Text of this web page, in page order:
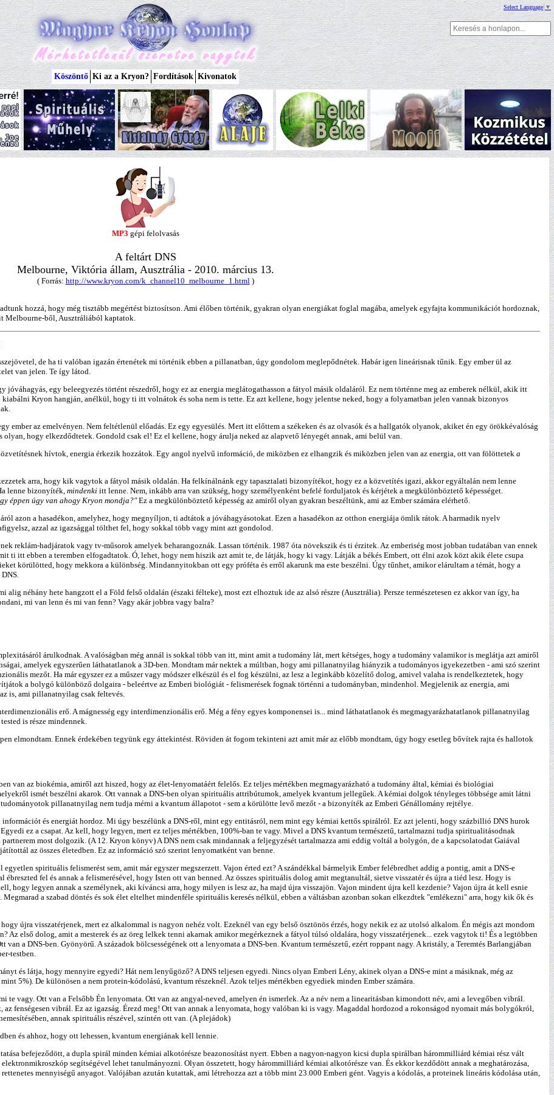
Select Language ▼
Köszöntő Ki az a Kryon? Fordítások Kivonatok
MP3 gépi felolvasás
A feltárt DNS
Melbourne, Viktória állam, Ausztrália - 2010. március 13.
( Forrás: http://www.kryon.com/k_channel10_melbourne_1.html)
hozzá, hogy még tisztább megértést biztosítson. Ami élőben történik, gyakran olyan energiákat foglal magába, amelyek egyfajta kommunikációt hordoznak,
Melbourne-ből, Ausztráliából kaptatok.
de ha ti valóban igazán értenétek mi történik ebben a pillanatban, úgy gondolom meglepődnétek. Habár igen lineárisnak tűnik. Egy ember ül az
van jelen. Te így látod.
egy beleegyezés történt részedről, hogy ez az energia meglátogathasson a fátyol másik oldaláról. Ez nem történne meg az emberek nélkül, akik itt
Kryon hangján, anélkül, hogy ti itt volnátok és soha nem is tette. Ez azt kellene, hogy jelentse neked, hogy a folyamatban jelen vannak bizonyos
ember az emelvényen. Nem feltétlenül előadás. Ez egy egyesülés. Mert itt előttem a székeken és az olvasók és a hallgatók olyanok, akiket én egy örökkévalóság
hogy elkezdődtetek. Gondold csak el! Ez el kellene, hogy árulja neked az alapvető lényegét annak, ami belül van.
hívtok, energia érkezik hozzátok. Egy angol nyelvű információ, de miközben ez elhangzik és miközben jelen van az energia, ott van fölöttetek a
arra, hogy kik vagytok a fátyol másik oldalán. Ha felkínálnánk egy tapasztalati bizonyítékot, hogy ez a közvetítés igazi, akkor egyáltalán nem lenne
lenne bizonyíték, mindenki itt lenne. Nem, inkább arra van szükség, hogy személyenként befelé forduljatok és kérjétek a megkülönböztető képességet.
éppen úgy van ahogy Kryon mondja?"Ez a megkülönböztető képesség az amiről olyan gyakran beszéltünk, ami az Ember számára elérhető.
azon a hasadékon, amelyhez, hogy megnyíljon, ti adtátok a jóváhagyásotokat. Ezen a hasadékon az otthon energiája ömlik rátok. A harmadik nyelv
azzal az igazsággal tölthet fel, hogy sokkal több vagy mint azt gondolod.
reklám-hadjáratok vagy tv-műsorok amelyek beharangoznák. Lassan történik. 1987 óta növekszik és ti érzitek. Az emberiség most jobban tudatában van ennek
ti itt ebben a teremben elfogadtatok. Ó, lehet, hogy nem hiszik azt amit te, de látják, hogy ki vagy. Látják a békés Embert, ott élni azok közt akik élete csupa
körülötted, hogy mekkora a különbség. Mindannyitokban ott egy próféta és erről akarunk ma este beszélni. Úgy tűnhet, amikor elárultam a témát, hogy a
néhány hete hangzott el a Föld felső oldalán (északi félteke), most ezt elhoztuk ide az alsó részre (Ausztrália). Persze természetesen ez akkor van így, ha
mi van lenn és mi van fenn? Vagy akár jobbra vagy balra?
árulkodnak. A valóságban még annál is sokkal több van itt, mint amit a tudomány lát, mert kétséges, hogy a tudomány valamikor is meglátja azt amiről
amelyek egyszerűen láthatatlanok a 3D-ben. Mondtam már nektek a múltban, hogy ami pillanatnyilag hiányzik a tudományos igyekezetben - ami szó szerint
mezőt. Ha már egyszer ez a műszer vagy módszer elkészül és el fog készülni, az lesz a leginkább közelítő dolog, amivel valaha is rendelkeztetek, hogy
a bolygó különböző dolgaira - beleértve az Emberi biológiát - felismerések fognak történni a tudományban, mindenhol. Megjelenik az energia, ami
is, ami pillanatnyilag csak feltevés.
erő. A mágnesség egy interdimenzionális erő. Még a fény egyes komponensei is... mind láthatatlanok és megmagyarázhatatlanok pillanatnyilag
is része mindennek.
elmondtam. Ennek érdekében tegyünk egy áttekintést. Röviden át fogom tekinteni azt amit már az előbb mondtam, úgy hogy esetleg bővítek rajta és hallotok
van az biokémia, amiről azt hiszed, hogy az élet-lenyomatáért felelős. Ez teljes mértékben megmagyarázható a tudomány által, kémiai és biológiai
ismét beszélni akarok. Ott vannak a DNS-ben olyan spirituális attribútumok, amelyek kvantum jellegűek. A kémiai dolgok tényleges többsége amit látni
pillanatnyilag nem tudja mérni a kvantum állapotot - sem a körülötte levő mezőt - a bizonyíték az Emberi Génállomány rejtélye.
és energiát hordoz. Mi úgy beszélünk a DNS-ről, mint egy entitásról, nem mint egy kémiai kettős spirálról. Ez azt jelenti, hogy százbillió DNS hurok
ez a csapat. Az kell, hogy legyen, mert ez teljes mértékben, 100%-ban te vagy. Mivel a DNS kvantum természetű, tartalmazni tudja spiritualitásodnak
most dolgozik. (A 12. Kryon könyv) A DNS nem csak mindannak a feljegyzését tartalmazza ami eddig voltál a bolygón, de a kapcsolatodat Gaiával
az összes életedben. Ez az információ szó szerint lenyomatként van benne.
spirituális felismerést sem, amit már egyszer megszerzett. Vajon érted ezt? A szándékkal bármelyik Ember felébredhet addig a pontig, amit a DNS-e
ébreszted fel és annak a felismerésével, hogy Isten ott van benned. Az összes spirituális dolog amit megtanultál, sietve visszatér és újra a tiéd lesz. Hogy is
hogy legyen annak a személynek, aki kíváncsi arra, hogy milyen is lesz az, ha majd újra visszajön. Vajon mindent újra kell kezdenie? Vajon újra át kell esnie
a szabad döntés és sok élet eltelhet mindenféle spirituális keresés nélkül, ebben a váltásban azonban sokan elkezdtek "emlékezni" arra, hogy kik ők és
újra visszatérjenek, mert ez alkalommal is nagyon nehéz volt. Ezeknél van egy belső ösztönös érzés, hogy nekik ez az utolsó alkalom. Én mégis azt mondom
Az első dolog, amit a mesterek és az öreg lelkek tenni akarnak amikor megérkeznek a fátyol túlsó oldalára, hogy visszatérjenek... ezek vagytok ti! És a legtöbben
a DNS-ben. Gyönyörű. A századok bölcsességének ott a lenyomata a DNS-ben. Kvantum természetű, ezért roppant nagy. A kristály, a Teremtés Barlangjában
testben.
és látja, hogy mennyire egyedi? Hát nem lenyűgöző? A DNS teljesen egyedi. Nincs olyan Emberi Lény, akinek olyan a DNS-e mint a másiknak, még az
5%). De különösen a nem protein-kódolású, kvantum részeknél. Azok teljes mértékben egyediek minden Ember számára.
te vagy. Ott van a Felsőbb Én lenyomata. Ott van az angyal-neved, amelyen én ismerlek. Az a név nem a linearitásban kimondott név, ami a levegőben vibrál.
fenségesen vibrál. Ez az igazság. Érezd meg! Ott van annak a lenyomata, hogy valóban ki is vagy. Magaddal hordozod a rokonságod nyomait más bolygókról,
annak spirituális részével, szintén ott van. (A plejádok)
és ahhoz, hogy ott lehessen, kvantum energiának kell lennie.
befejeződött, a dupla spirál minden kémiai alkotórésze beazonosítást nyert. Ebben a nagyon-nagyon kicsi dupla spirálban hárommilliárd kémiai rész vált
segítségével lehet tanulmányozni. Olyan összetett, hogy hárommilliárd kémiai alkotórésze van. És ekkor kezdődött annak a meghatározása,
mennyiségű anyagot. Valójában azután kutattak, ami létrehozza azt a több mint 23.000 Emberi gént. Vagyis a kódolás, a proteinek lineáris kódolása után,